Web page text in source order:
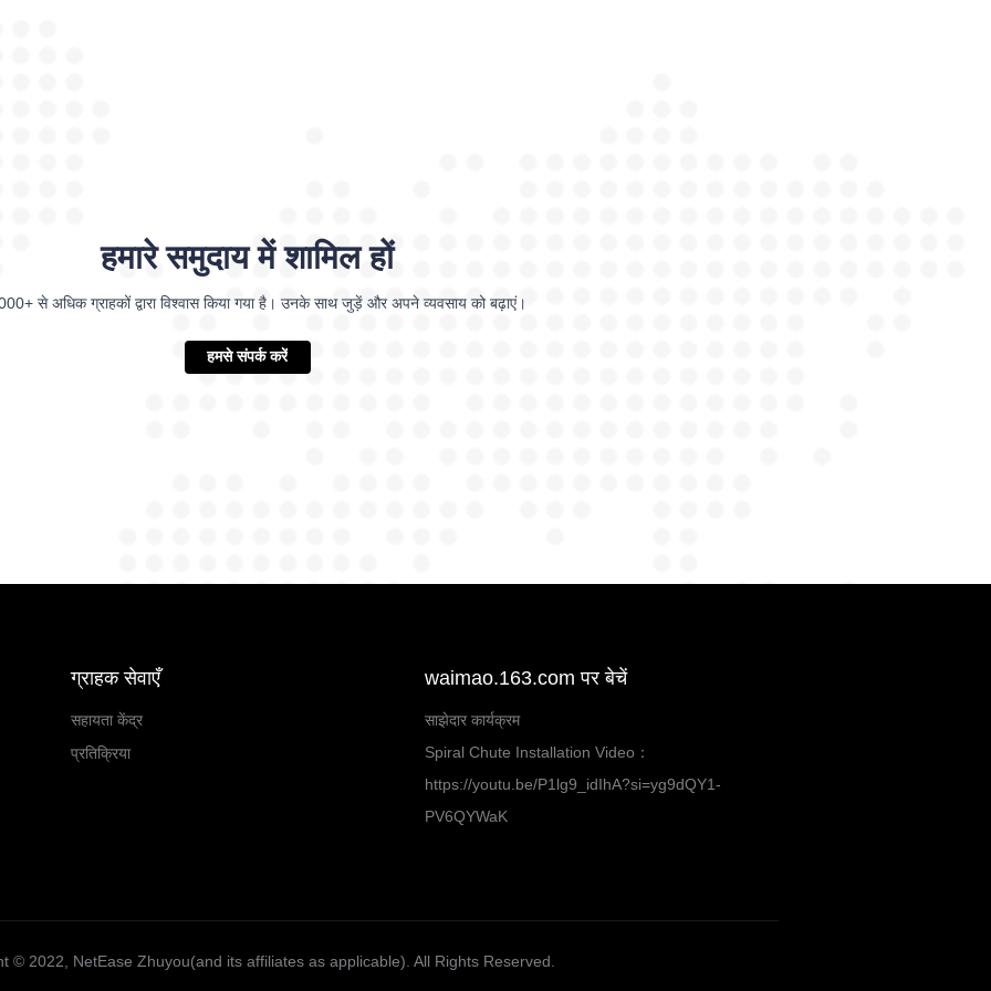
हमारे समुदाय में शामिल हों
से अधिक ग्राहकों द्वारा विश्वास किया गया है। उनके साथ जुड़ें और अपने व्यवसाय को बढ़ाएं।
हमसे संपर्क करें
ग्राहक सेवाएँ
सहायता केंद्र
प्रतिक्रिया
waimao.163.com पर बेचें
साझेदार कार्यक्रम
Spiral Chute Installation Video：
https://youtu.be/P1lg9_idIhA?si=yg9dQY1-
PV6QYWaK
©️ 2022, NetEase Zhuyou(and its affiliates as applicable). All Rights Reserved.